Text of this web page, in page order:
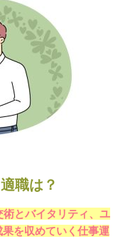
職は？
とバイタリティ、ユ
を収めていく仕事運